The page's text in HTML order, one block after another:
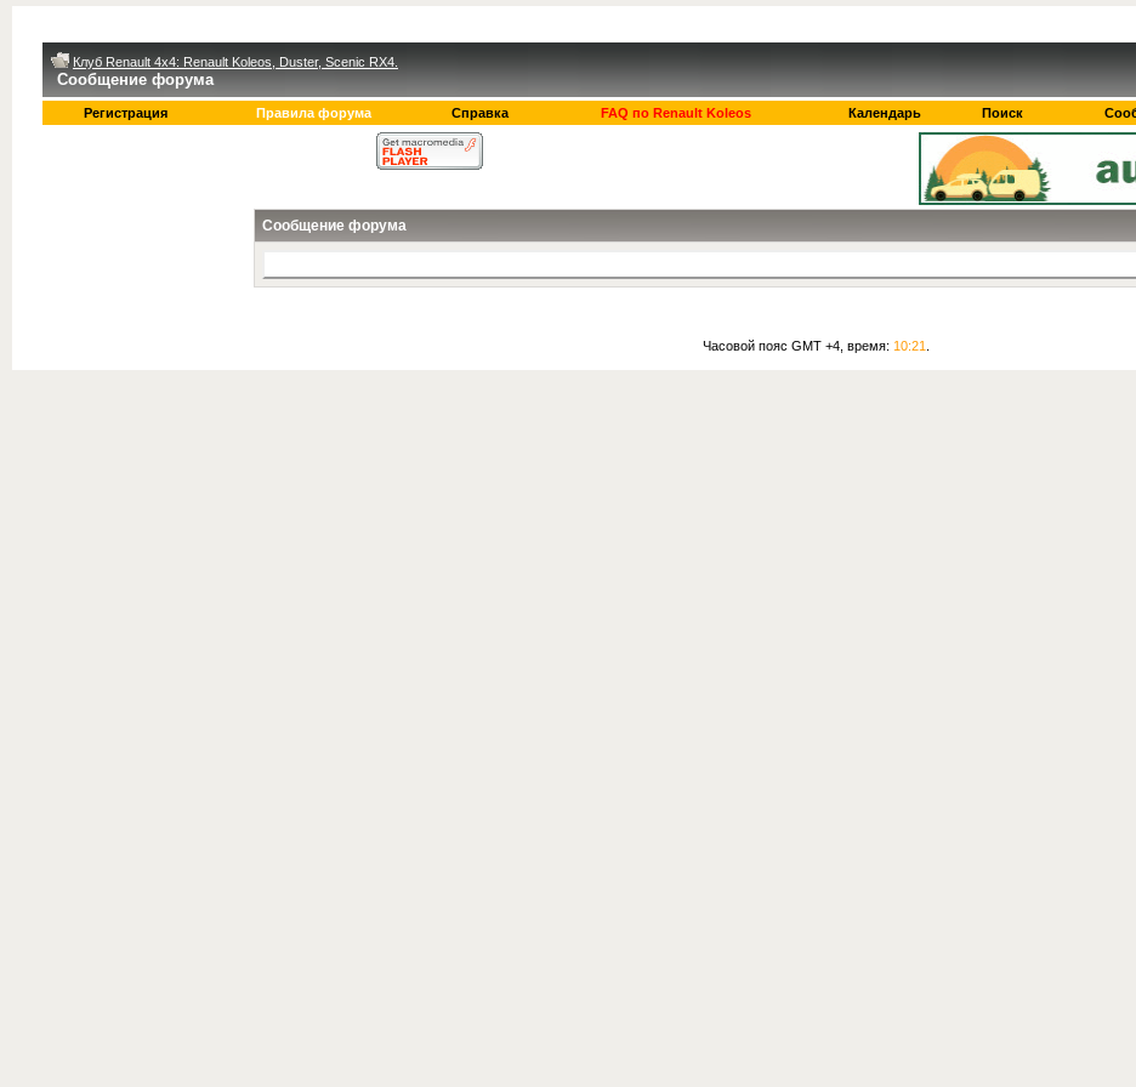
Клуб Renault 4x4: Renault Koleos, Duster, Scenic RX4.
Сообщение форума
Регистрация Правила форума Справка FAQ по Renault Koleos Календарь Поиск
Сообщение форума
Часовой пояс GMT +4, время: 10:21